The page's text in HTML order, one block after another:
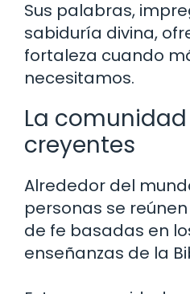
Sus palabras,
sabiduría divina,
fortaleza cuando
necesitamos.
La
creyentes
Alrededor del
personas se
de fe basadas en
enseñanzas de la